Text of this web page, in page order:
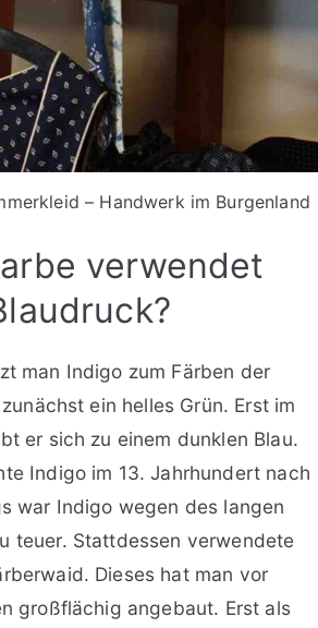
– Handwerk im Burgenland
verwendet
man Indigo zum Färben der
ein helles Grün. Erst im
er sich zu einem dunklen Blau.
Indigo im 13. Jahrhundert nach
war Indigo wegen des langen
teuer. Stattdessen verwendete
Dieses hat man vor
großflächig angebaut. Erst als